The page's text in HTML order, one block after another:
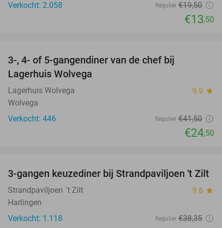
Verkocht: 2.058
Regulier €19,50
€13,50
3-, 4- of 5-gangendiner van de chef bij
Lagerhuis Wolvega
Lagerhuis Wolvega 9.9 star
Wolvega
Verkocht: 446
Regulier €41,50
€24,50
52%
3-gangen keuzediner bij Strandpaviljoen 't Zilt
Strandpaviljoen ´t Zilt 9.6 star
Harlingen
Verkocht: 1.118
Regulier €38,35